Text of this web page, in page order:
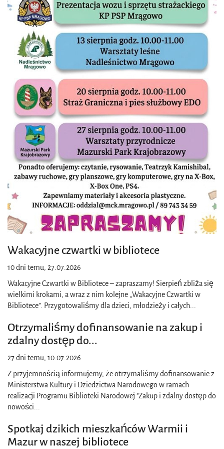
Wakacyjne czwartki w bibliotece
10 dni temu, 27.07.2026
Wakacyjne Czwartki w Bibliotece – zapraszamy! Sierpień zbliża się
wielkimi krokami, a wraz z nim kolejne „Wakacyjne Czwartki w
Bibliotece”. Przygotowaliśmy dla dzieci, młodzieży i całych...
Otrzymaliśmy dofinansowanie na zakup i
zdalny dostęp do...
27 dni temu, 10.07.2026
Z przyjemnością informujemy, że otrzymaliśmy dofinansowanie z
Ministerstwa Kultury i Dziedzictwa Narodowego w ramach
realizacji Programu Biblioteki Narodowej "Zakup i zdalny dostęp do
nowości...
Spotkaj dzikich mieszkańców Warmii i
Mazur w naszej bibliotece